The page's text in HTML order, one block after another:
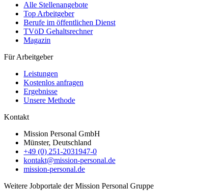
Alle Stellenangebote
Top Arbeitgeber
Berufe im öffentlichen Dienst
TVöD Gehaltsrechner
Magazin
Für Arbeitgeber
Leistungen
Kostenlos anfragen
Ergebnisse
Unsere Methode
Kontakt
Mission Personal GmbH
Münster, Deutschland
+49 (0) 251-2031947-0
kontakt@mission-personal.de
mission-personal.de
Weitere Jobportale der Mission Personal Gruppe